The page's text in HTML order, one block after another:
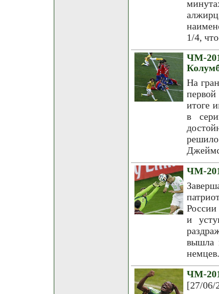
1/4,
ЧМ-
На
итоге
в
ЧМ-
России
и
вышла
немцев.
ЧМ-
[27/06/